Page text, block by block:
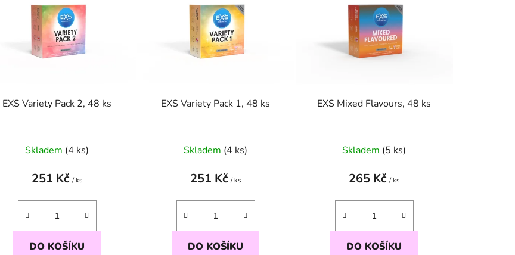
EXS Variety Pack 2, 48 ks
Skladem (4 ks)
251 Kč/ ks
DO KOŠÍKU
EXS Variety Pack 1, 48 ks
Skladem (4 ks)
251 Kč/ ks
DO KOŠÍKU
EXS Mixed Flavours, 48 ks
Skladem (5 ks)
265 Kč/ ks
DO KOŠÍKU